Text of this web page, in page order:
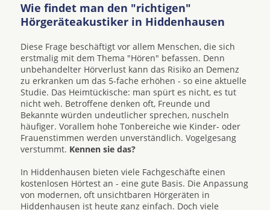
Wie findet man den "richtigen"
Hörgeräteakustiker in Hiddenhausen
Diese Frage beschäftigt vor allem Menschen, die sich
erstmalig mit dem Thema "Hören" befassen. Denn
unbehandelter Hörverlust kann das Risiko an Demenz
zu erkranken um das 5-fache erhöhen - so eine aktuelle
Studie. Das Heimtückische: man spürt es nicht, es tut
nicht weh. Betroffene denken oft, Freunde und
Bekannte würden undeutlicher sprechen, nuscheln
häufiger. Vorallem hohe Tonbereiche wie Kinder- oder
Frauenstimmen werden unverständlich. Vogelgesang
verstummt. Kennen sie das?
In Hiddenhausen bieten viele Fachgeschäfte einen
kostenlosen Hörtest an - eine gute Basis. Die Anpassung
von modernen, oft unsichtbaren Hörgeräten in
Hiddenhausen ist heute ganz einfach. Doch viele